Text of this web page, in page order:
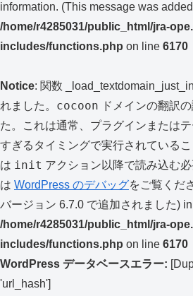
information. (This message was
/home/r4285031/public_html/jra-
includes/functions.php on line 6170
Notice: 関数
れました。 cocoon ドメインの翻訳
た。これは通常、プラグインまたは
すぎるタイミングで実行されている
は init アクション以降で読み込む
は WordPress のデバッグをご覧くだ
バージョン 6.7.0 で追加されました) in
/home/r4285031/public_html/jra-
includes/functions.php on line 6170
WordPress データベースエラー:
'url_hash']